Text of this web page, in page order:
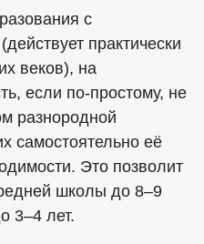
с
практически
веков), на
если по-простому, не
разнородной
самостоятельно её
Это позволит
школы до 8–9
3–4 лет.